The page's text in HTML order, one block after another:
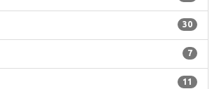
30
7
11